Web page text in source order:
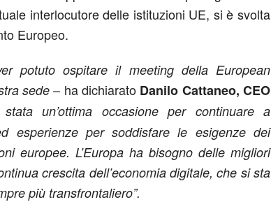
interlocutore delle istituzioni UE, si è svolta
Europeo.
potuto ospitare il meeting della European
sede– ha dichiarato Danilo Cattaneo, CEO
un’ottima occasioneper continuare a
esperienze per soddisfare le esigenze dei
europee. L’Europa ha bisogno delle migliori
crescita dell’economia digitale, che si sta
più transfrontaliero”.